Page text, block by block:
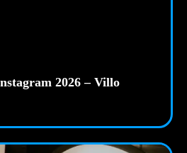
2026 – Villo